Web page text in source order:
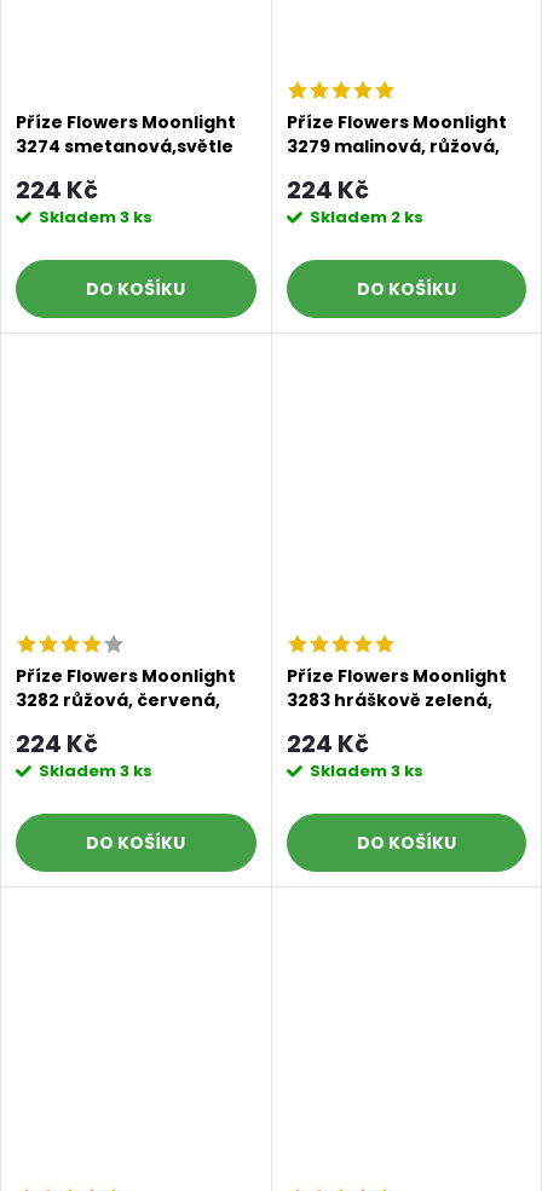
Příze Flowers Moonlight
3274 smetanová,světle
224 Kč
Skladem3 ks
DO KOŠÍKU
Příze Flowers Moonlight
3279 malinová, růžová,
224 Kč
Skladem 2 ks
DO KOŠÍKU
Příze Flowers Moonlight
3282 růžová, červená,
224 Kč
Skladem3 ks
DO KOŠÍKU
Příze Flowers Moonlight
3283 hráškově zelená,
zelená
224 Kč
Skladem3 ks
DO KOŠÍKU